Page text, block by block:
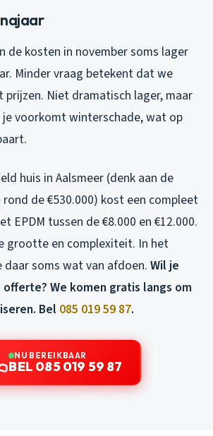
de kosten in november soms lager
Minder vraag betekent dat we
prijzen. Niet dramatisch lager, maar
je voorkomt winterschade, wat op
huis in Aalsmeer (denk aan de
rond de €530.000) kost een compleet
EPDM tussen de €8.000 en €12.000.
grootte en complexiteit. In het
daar soms wat van afdoen. Wil je
We komen gratis langs om
Bel 085 019 59 87.
NU BEREIKBAAR
BEL 085 019 59 87